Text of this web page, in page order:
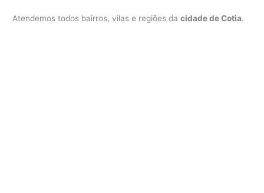
Atendemos todos bairros, vilas e regiões dacidade de Cotia.